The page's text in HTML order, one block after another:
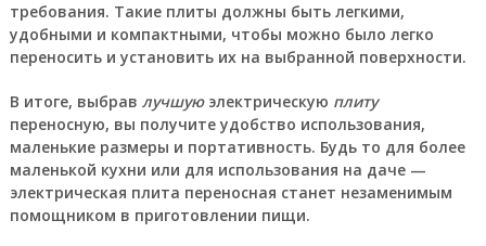
требования. Такие плиты должны быть легкими,
удобными и компактными, чтобы можно было легко
переносить и установить их на выбранной поверхности.
В итоге, выбрав лучшуюэлектрическую плиту
переносную, вы получите удобство использования,
маленькие размеры и портативность. Будь то для более
маленькой кухни или для использования на даче —
электрическая плита переносная станет незаменимым
помощником в приготовлении пищи.